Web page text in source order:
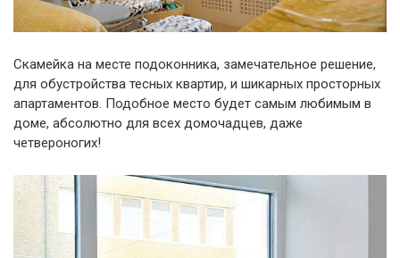
Скамейка на месте подоконника, замечательное решение,
для обустройства тесных квартир, и шикарных просторных
апартаментов. Подобное место будет самым любимым в
доме, абсолютно для всех домочадцев, даже
четвероногих!